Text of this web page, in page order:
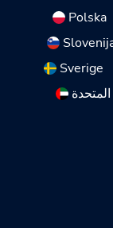
Polska
Sverige